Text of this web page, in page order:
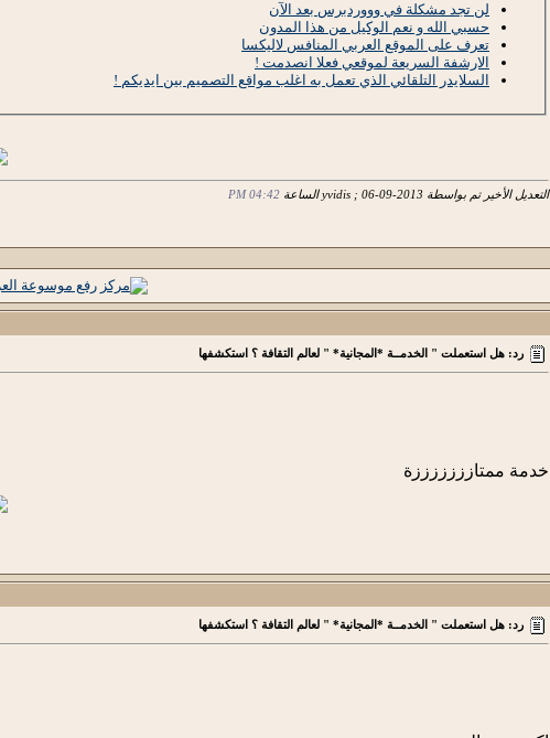
لن تجد مشكلة في وووردبرس بعد الآن
حسبي الله و نعم الوكيل من هذا المدون
تعرف على الموقع العربي المنافس لاليكسا
الارشفة السريعة لموقعي فعلا انصدمت !
السلايدر التلقائي الذي تعمل به اغلب مواقع التصميم بين ايديكم !
التعديل الأخير تم بواسطة yvidis ; 06-09-2013 الساعة 04:42 PM
رد: هل استعملت " الخدمــة *المجانية* " لعالم التقافة ؟ استكشفها
خدمة ممتازززززززة
رد: هل استعملت " الخدمــة *المجانية* " لعالم التقافة ؟ استكشفها